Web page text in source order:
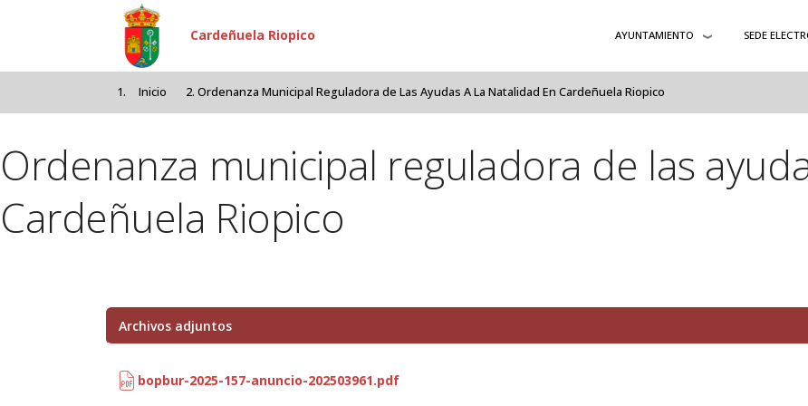
Pasar al contenido principal
Cardeñuela Riopico AYUNTAMIENTO SEDE
Inicio Ordenanza Municipal Reguladora de Las Ayudas A La Natalidad En Cardeñuela Riopico
Ordenanza municipal reguladora de las
Cardeñuela Riopico
Archivos adjuntos
bopbur-2025-157-anuncio-202503961.pdf